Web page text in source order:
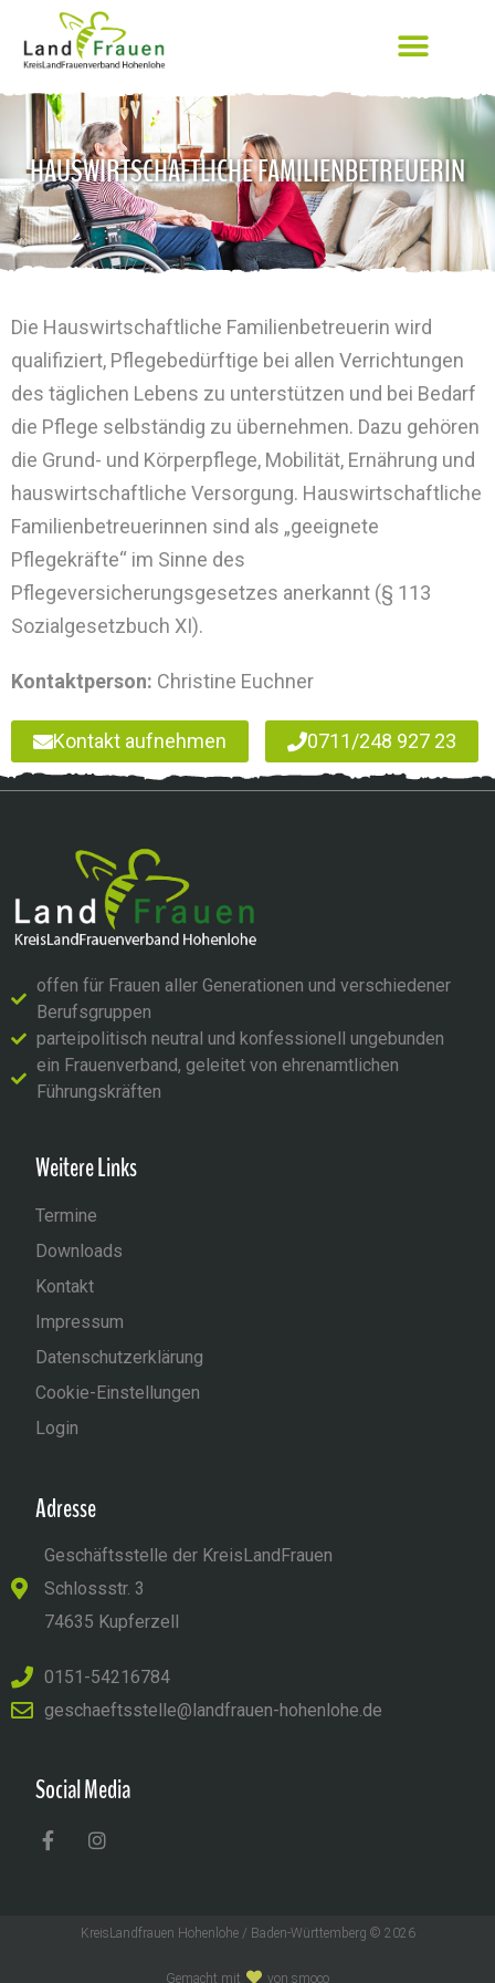
HAUSWIRTSCHAFTLICHE FAMILIENBETREUERIN
Die Hauswirtschaftliche Familienbetreuerin wird
qualifiziert, Pflegebedürftige bei allen Verrichtungen
des täglichen Lebens zu unterstützen und bei Bedarf
die Pflege selbständig zu übernehmen. Dazu gehören
die Grund- und Körperpflege, Mobilität, Ernährung und
hauswirtschaftliche Versorgung. Hauswirtschaftliche
Familienbetreuerinnen sind als „geeignete
Pflegekräfte“ im Sinne des
Pflegeversicherungsgesetzes anerkannt (§ 113
Sozialgesetzbuch XI).
Kontaktperson: Christine Euchner
Kontakt aufnehmen 0711/248 927 23
offen für Frauen aller Generationen und verschiedener
Berufsgruppen
parteipolitisch neutral und konfessionell ungebunden
ein Frauenverband, geleitet von ehrenamtlichen
Führungskräften
Weitere Links
Termine
Downloads
Kontakt
Impressum
Datenschutzerklärung
Cookie-Einstellungen
Login
Adresse
Geschäftsstelle der KreisLandFrauen
Schlossstr. 3
74635 Kupferzell
0151-54216784
geschaeftsstelle@landfrauen-hohenlohe.de
Social Media
KreisLandfrauen Hohenlohe / Baden-Württemberg © 2026
Gemacht mit von smoco